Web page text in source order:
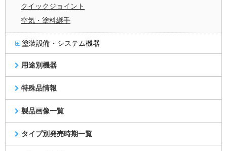
クイックジョイント
空気・塗料継手
塗装設備・システム機器
用途別機器
特殊品情報
製品画像一覧
タイプ別発売時期一覧